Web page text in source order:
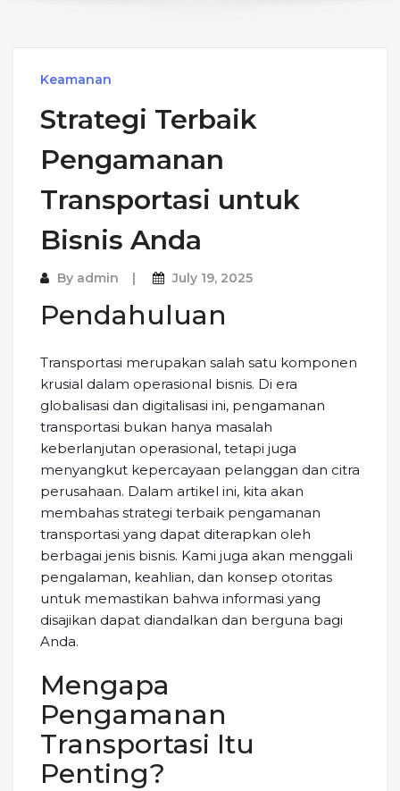
Keamanan
Strategi Terbaik
Pengamanan
Transportasi untuk
Bisnis Anda
By admin July 19, 2025
Pendahuluan
Transportasi merupakan salah satu komponen
krusial dalam operasional bisnis. Di era
globalisasi dan digitalisasi ini, pengamanan
transportasi bukan hanya masalah
keberlanjutan operasional, tetapi juga
menyangkut kepercayaan pelanggan dan citra
perusahaan. Dalam artikel ini, kita akan
membahas strategi terbaik pengamanan
transportasi yang dapat diterapkan oleh
berbagai jenis bisnis. Kami juga akan menggali
pengalaman, keahlian, dan konsep otoritas
untuk memastikan bahwa informasi yang
disajikan dapat diandalkan dan berguna bagi
Anda.
Mengapa
Pengamanan
Transportasi Itu
Penting?